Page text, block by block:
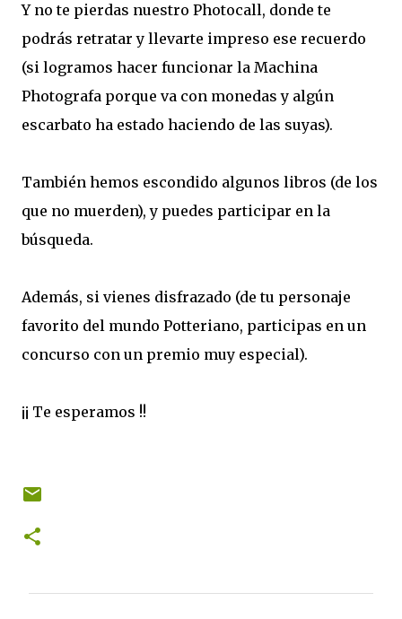
Y no te pierdas nuestro Photocall, donde te
podrás retratar y llevarte impreso ese recuerdo
(si logramos hacer funcionar la Machina
Photografa porque va con monedas y algún
escarbato ha estado haciendo de las suyas).
También hemos escondido algunos libros (de los
que no muerden), y puedes participar en la
búsqueda.
Además, si vienes disfrazado (de tu personaje
favorito del mundo Potteriano, participas en un
concurso con un premio muy especial).
¡¡ Te esperamos !!